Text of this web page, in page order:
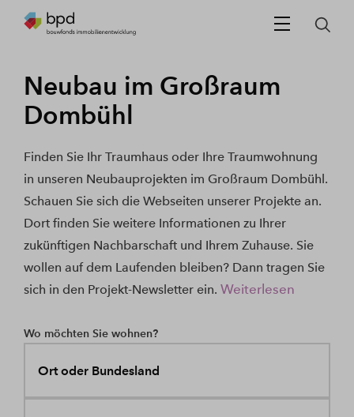
Neubau im Großraum
Dombühl
Finden Sie Ihr Traumhaus oder Ihre Traumwohnung
in unseren Neubauprojekten im Großraum Dombühl.
Schauen Sie sich die Webseiten unserer Projekte an.
Dort finden Sie weitere Informationen zu Ihrer
zukünftigen Nachbarschaft und Ihrem Zuhause. Sie
wollen auf dem Laufenden bleiben? Dann tragen Sie
sich in den Projekt-Newsletter ein. Weiterlesen
Wo möchten Sie wohnen?
Ort oder Bundesland